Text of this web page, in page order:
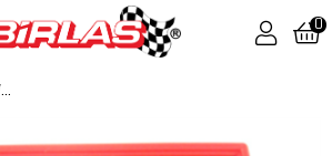
0
BMC VOLKSWAGEN AMAROK 2.0 TDI, AMAROK 3.0 TDI V6 KUTU İÇİ PERFORMANS HAVA FİLTRESİ FB675/20